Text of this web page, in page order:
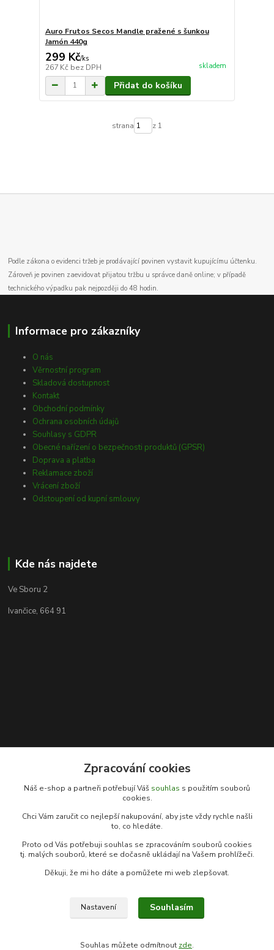
Auro Frutos Secos Mandle pražené s šunkou
Jamón 440g
299 Kč/ks
267 Kč bez DPH skladem
Přidat do košíku
strana z 1
Podle zákona o evidenci tržeb je prodávající povinen vystavit kupujícímu účtenku.
Zároveň je povinen zaevidovat přijatou tržbu u správce daně online; v případě
technického výpadku pak nejpozději do 48 hodin.
Informace pro zákazníky
O nás
Věrnostní program
Skladová dostupnost
Kontakt
Obchodní podmínky
Ochrana osobních údajů
Souhlasy s GDPR
Obecné nařízení o bezpečnosti produktů (GPSR)
Doprava a platba
Reklamace zboží
Vrácení zboží
Odstoupení od kupní smlouvy
Kde nás najdete
Ve Sboru 2
Ivančice, 664 91
Kontakty
+420 778 039 055
(Po-Pá, 9-17 hod.)
info@rybarsky-sen.cz
© Copyright 2026 Rybářský sen
Zpracování cookies
Náš e-shop a partneři potřebují Váš souhlas s použitím souborů
cookies.
Chci Vám zaručit co nejlepší nakupování, aby jste vždy rychle našli
to, co hledáte.
Proto od Vás potřebuji souhlas se zpracováním souborů cookies
tj. malých souborů, které se dočasně ukládají na Vašem prohlížeči.
Děkuji, že mi ho dáte a pomůžete mi web zlepšovat.
Nastavení Souhlasím
Souhlas můžete odmítnout zde.